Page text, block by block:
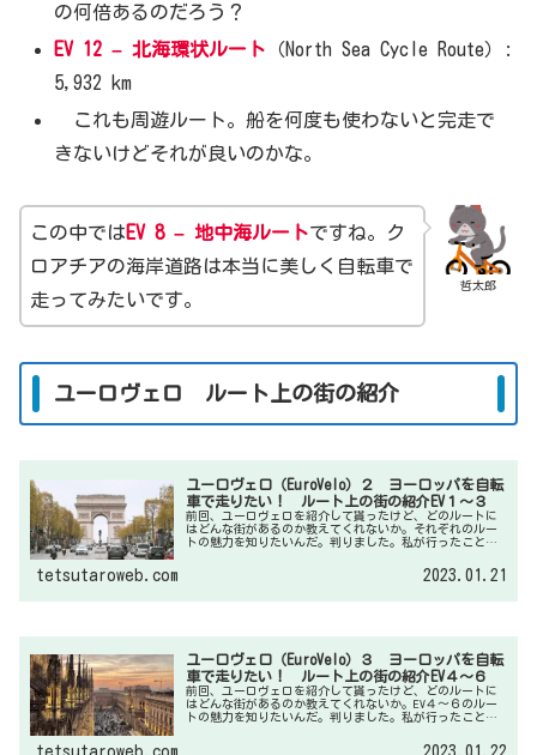
の何倍あるのだろう？
EV 12 –北海環状ルート （North Sea Cycle Route）:
5,932 km
これも周遊ルート。船を何度も使わないと完走で
きないけどそれが良いのかな。
哲太郎
この中ではEV 8 – 地中海ルートですね。ク
ロアチアの海岸道路は本当に美しく自転車で
走ってみたいです。
ユーロヴェロ ルート上の街の紹介
ユーロヴェロ（EuroVelo）２ ヨーロッパを自転
車で走りたい！ ルート上の街の紹介EV１～３
前回、ユーロヴェロを紹介して貰ったけど、どのルートに
はどんな街があるのか教えてくれないか。それぞれのルー
トの魅力を知りたいんだ。判りました。私が行ったことの
ますね。今回はEV1～EV３の3ルートのご紹介です。
tetsutaroweb.com 2023.01.21
ユーロヴェロ（EuroVelo）３ ヨーロッパを自転
車で走りたい！ ルート上の街の紹介EV４～６
前回、ユーロヴェロを紹介して貰ったけど、どのルートに
はどんな街があるのか教えてくれないか。EV４～６のルー
トの魅力を知りたいんだ。判りました。私が行ったことの
ますね。今回はEV４～EV６の3ルートのご紹介です。
tetsutaroweb.com 2023.01.22